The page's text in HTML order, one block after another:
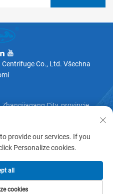
Co., Ltd. Všechna
Zhangjiagang City, provincie
provide our services. If you
Personalize cookies.
cookies
all